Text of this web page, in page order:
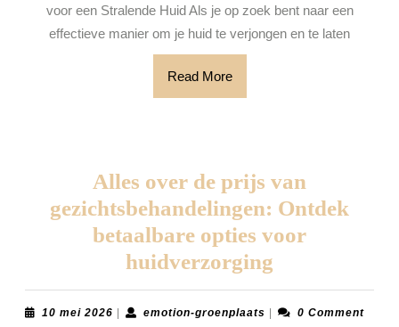
voor een Stralende Huid Als je op zoek bent naar een
effectieve manier om je huid te verjongen en te laten
Read MoreRead
More
Alles over de prijs van
gezichtsbehandelingen: Ontdek
betaalbare opties voor
huidverzorging
over
de
10 mei 2026 10
| emotion-groenplaatsemotion-
| 0 Comment